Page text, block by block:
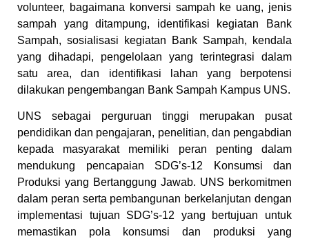
volunteer, bagaimana konversi sampah ke uang, jenis
sampah yang ditampung, identifikasi kegiatan Bank
Sampah, sosialisasi kegiatan Bank Sampah, kendala
yang dihadapi, pengelolaan yang terintegrasi dalam
satu area, dan identifikasi lahan yang berpotensi
dilakukan pengembangan Bank Sampah Kampus UNS.
UNS sebagai perguruan tinggi merupakan pusat
pendidikan dan pengajaran, penelitian, dan pengabdian
kepada masyarakat memiliki peran penting dalam
mendukung pencapaian SDG’s-12 Konsumsi dan
Produksi yang Bertanggung Jawab. UNS berkomitmen
dalam peran serta pembangunan berkelanjutan dengan
implementasi tujuan SDG’s-12 yang bertujuan untuk
memastikan pola konsumsi dan produksi yang